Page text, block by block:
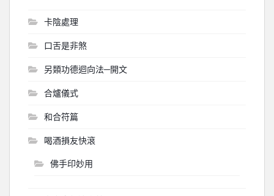
卡陰處理
口舌是非煞
另類功德迴向法─開文
合爐儀式
和合符篇
喝酒損友快滾
佛手印妙用